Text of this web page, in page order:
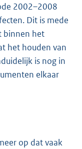
2002–2008
Dit is mede
binnen het
het houden van
is nog in
elkaar
op dat vaak